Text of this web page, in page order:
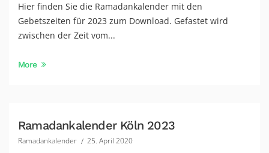
Hier finden Sie die Ramadankalender mit den
Gebetszeiten für 2023 zum Download. Gefastet wird
zwischen der Zeit vom...
More
Ramadankalender Köln 2023
Ramadankalender 25. April 2020